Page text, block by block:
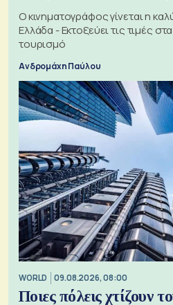
Ο κινηματογράφος γίνεται η
Ελλάδα - Εκτοξεύει τις τιμές
τουρισμό
Ανδρομάχη Παύλου
WORLD 09.08.2026, 08:00
Ποιες πόλεις χτίζουν